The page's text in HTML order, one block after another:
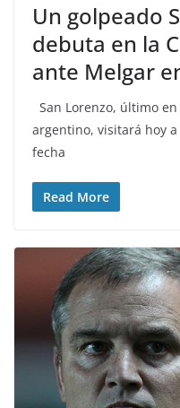
Un golpeado
debuta en la
ante Melgar
San Lorenzo, último
argentino, visitará hoy
fecha
Read More